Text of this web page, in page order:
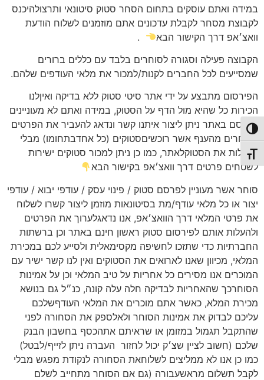
הפעל/כבה ניגודיות גבוהה
מתג גודל גופן
במידה ואתם עוסקים בתחום הסחר סטוק סיטונאי ותרצולהיכנס
לקבוצת מסחר לקבלת עדכונים אתם מוזמנים לשלוח הודעת
וואצ׳אפ דרך הקישור הבא
.
הקבוצה פעילה וסגורה לסוחרים בלבד עם כללים ברורים
שמסייעים לכל החברים לקנות/למכור את מלאי העודפים שלהם.
הפירסום מתבצע על ידי אתר סיטי סטוק ללא בדיקה ואיןלנו
הכירות כל שהיא מול הדף על הסטוק, במידה ואתם לא מעוניינים
לפרסם באתר ניתן ליצור איתנו קשר ונדאג להעביר את הפרטים
לסוחרים מהענף אשר רוכשיםסטוקים (כל אחדבתחומו) מבלי
להעלות את הסטוקלאתר, כמו כן ניתן למכור סטוקים ישירות
לשטחים פרטים דרך וואצ׳אפ בקישור הבא
סוחר אשר מעוניין לפרסם סטוק / פינוי עסק / עודפי יבוא / עודפי
יצור או כל מלאי עודף/מת בסיטונאות מוזמן ליצור קשרו לשלוח
את פרטי המלאי דרך הוואצ׳אפ, אנו נדאגלערוך את הפרטים
ולהעלות אותם לפירסום סטוק ראשון חינם באתר וכן ברשתות
החברתיות כדי שתזכו לחשיפה מקסימאלית ולסייע לכם במכירת
המלאי, מכיוון שאנו לארואים את הסטוקים ואין לנו קשר ישיר עם
המוכרים אנו מסירים כל אחריות על טיב המלאי וכן על אמינות
הסוחרכך שהאחריות לבדיקה חלה עלה קונה, כנ״ל גם בנושא
מכירת המלא, כאשר אתם מוכרים את המלאי העודףשלכם
עליכם לבדוק את אמינות הסוחר ולאלספק את הסחורה לפני
שהתקבל תגמול במזומן או שראיתם אתהכסף בחשבון הבנק
שלכם (חשוב לציין שצ׳ק יכול לחזור העברה ניתן לזייף/לבטל)
כמו כן אנו לא ממליצים לשלוחאת הסחורה לנקודת מפגש מבלי
לקבל תשלום מראשעבורה (גם אם הסוחר מתחייב לשלם